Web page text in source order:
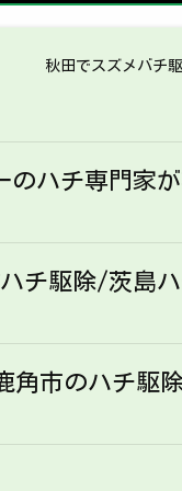
秋田でスズメバチ
のハチ専門家
チ駆除/茨島
市のハチ駆